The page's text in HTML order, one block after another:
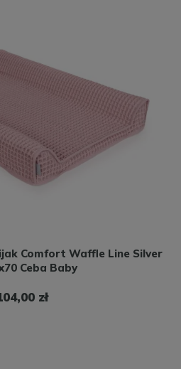
Comfort Waffle Line Silver
Ceba Baby
zł